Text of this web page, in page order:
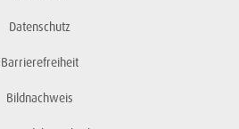
Datenschutz
Barrierefreiheit
Bildnachweis